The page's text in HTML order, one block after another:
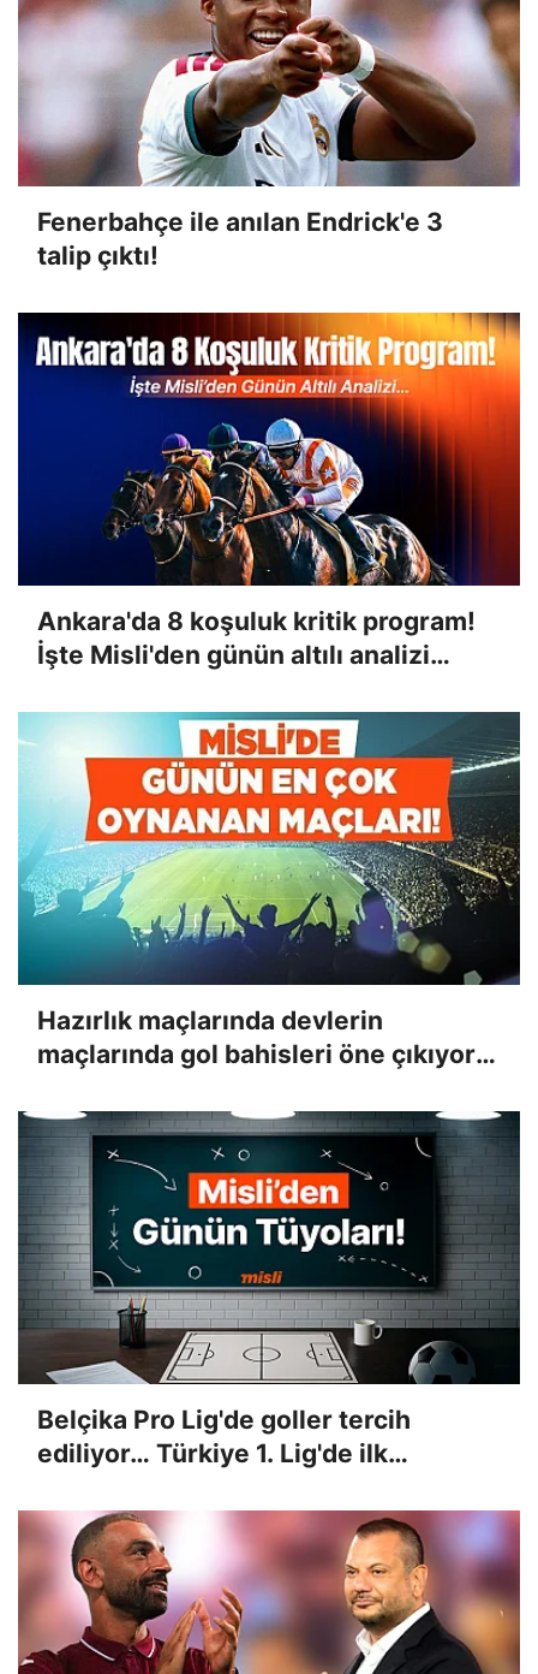
Fenerbahçe ile anılan Endrick'e 3
talip çıktı!
Ankara'da 8 koşuluk kritik program!
İşte Misli'den günün altılı analizi…
Hazırlık maçlarında devlerin
maçlarında gol bahisleri öne çıkıyor!
maçları
Belçika Pro Lig'de goller tercih
ediliyor… Türkiye 1. Lig'de ilk
Misli'den günün tüyoları